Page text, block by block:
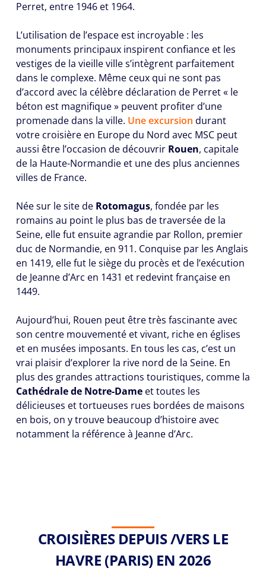
Perret, entre 1946 et 1964.
L’utilisation de l’espace est incroyable : les
monuments principaux inspirent confiance et les
vestiges de la vieille ville s’intègrent parfaitement
dans le complexe. Même ceux qui ne sont pas
d’accord avec la célèbre déclaration de Perret « le
béton est magnifique » peuvent profiter d’une
promenade dans la ville. Une excursion durant
votre croisière en Europe du Nord avec MSC peut
aussi être l’occasion de découvrir Rouen, capitale
de la Haute-Normandie et une des plus anciennes
villes de France.
Née sur le site de Rotomagus, fondée par les
romains au point le plus bas de traversée de la
Seine, elle fut ensuite agrandie par Rollon, premier
duc de Normandie, en 911. Conquise par les Anglais
en 1419, elle fut le siège du procès et de l’exécution
de Jeanne d’Arc en 1431 et redevint française en
1449.
Aujourd’hui, Rouen peut être très fascinante avec
son centre mouvementé et vivant, riche en églises
et en musées imposants. En tous les cas, c’est un
vrai plaisir d’explorer la rive nord de la Seine. En
plus des grandes attractions touristiques, comme la
Cathédrale de Notre-Dame et toutes les
délicieuses et tortueuses rues bordées de maisons
en bois, on y trouve beaucoup d’histoire avec
notamment la référence à Jeanne d’Arc.
CROISIÈRES DEPUIS /VERS LE
HAVRE (PARIS) EN 2026